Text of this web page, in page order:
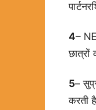
4–
छात्रों
5–
करती